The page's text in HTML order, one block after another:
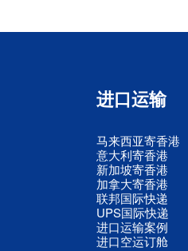
进口运输
马来西亚寄香港
意大利寄香港
新加坡寄香港
加拿大寄香港
联邦国际快递
UPS国际快递
进口运输案例
进口空运订舱